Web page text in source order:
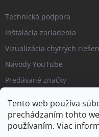
Tento web používa
prechádzaním tohto
používaním. Viac
Technická podpora
Inštalácia zariadenia
Vizualizácia chytrých
Návody YouTube
Predávané značky